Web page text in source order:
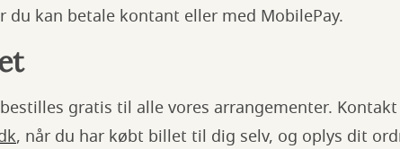
du kan betale kontant eller med MobilePay.
gratis til alle vores arrangementer.
, når du har købt billet til dig selv, og oplys dit